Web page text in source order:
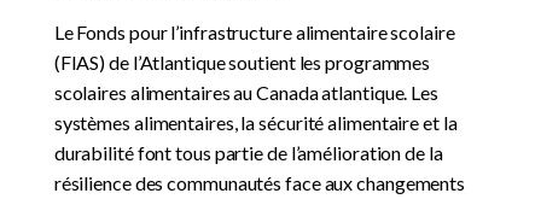
Le Fonds pour l’infrastructure alimentaire scolaire
(FIAS) de l’Atlantique soutient les programmes
scolaires alimentaires au Canada atlantique. Les
systèmes alimentaires, la sécurité alimentaire et la
durabilité font tous partie de l’amélioration de la
résilience des communautés face aux changements